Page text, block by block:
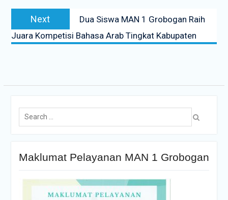
Next
Dua Siswa MAN 1 Grobogan Raih
Juara Kompetisi Bahasa Arab Tingkat Kabupaten
Maklumat Pelayanan MAN 1 Grobogan